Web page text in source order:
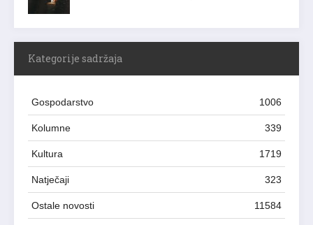
Kategorije sadržaja
Gospodarstvo 1006
Kolumne 339
Kultura 1719
Natječaji 323
Ostale novosti 11584